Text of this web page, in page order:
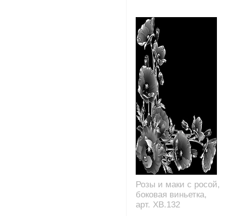
Розы и маки с росой,
боковая виньетка,
арт. XB.132